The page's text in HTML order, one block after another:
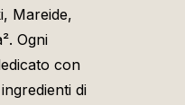
Mareide,
Ogni
con
di